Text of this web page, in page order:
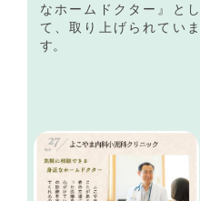
なホームドクター』とし
て、取り上げられていま
す。